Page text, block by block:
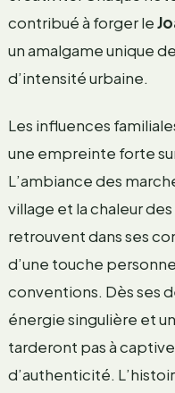
contribué à forger le
un amalgame unique
d’intensité urbaine.
Les influences
une empreinte forte
L’ambiance des
village et la chaleur
retrouvent dans ses
d’une touche
conventions. Dès ses
énergie singulière et
tarderont pas à
d’authenticité.